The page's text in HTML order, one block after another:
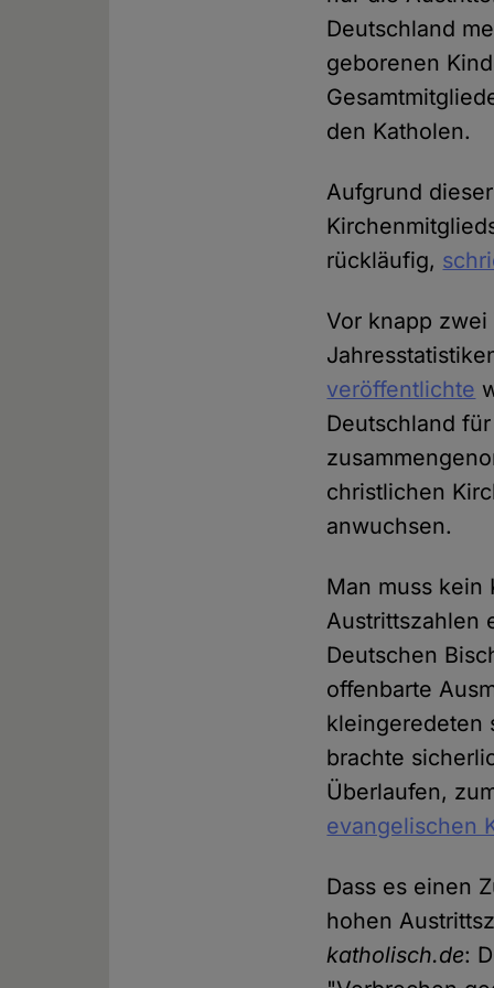
Deutschland
geborenen
den Katholen.
Aufgrund
rückläufig,
Vor knapp
veröffentlichte
Deutschland
christlichen
anwuchsen.
Man muss
Austrittszahlen
Deutschen
offenbarte
kleingeredeten
brachte
Überlaufen,
evangelischen
Dass es einen
hohen
katholisch.de: